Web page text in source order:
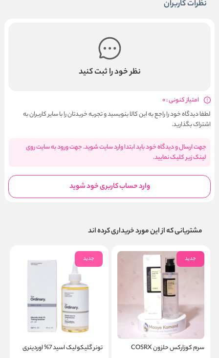
نظرات کاربران
نظر خود را ثبت کنید
امتیاز کنونی : 0
لطفا دیدگاه خود را راجع به این کالا بنویسید و تجربه خریدتان را با سایر کاربران به
اشتراک بگذارید.
جهت ارسال و دیدگاه خود باید ابتدا وارد سایت شوید. جهت ورود به سایت روی
لینک زیر کلیک نمایید.
وارد حساب کاربری خود شوید
مشتریانی که از این مورد خریداری کرده اند
جدید
سرم کوزارکس حلزون COSRX
جدید
تونر گلیکولیک اسید 7% اوردینری